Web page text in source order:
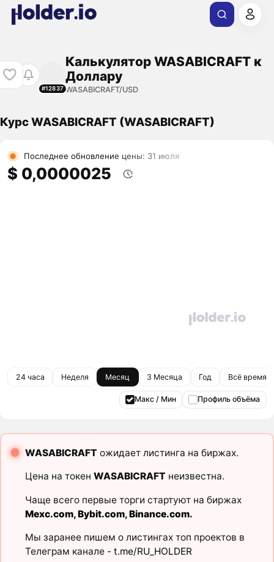
#12837
Калькулятор WASABICRAFT к
Доллару
WASABICRAFT/USD
Курс WASABICRAFT (WASABICRAFT)
Последнее обновление цены: 31 июля
$ 0,0000025
24 часа Неделя Месяц 3 Месяца Год Всё время
Макс / Мин Профиль объёма
WASABICRAFT ожидает листинга на биржах.
Цена на токен WASABICRAFT неизвестна.
Чаще всего первые торги стартуют на биржах
Mexc.com,Bybit.com,Binance.com.
Мы заранее пишем о листингах топ проектов в
Телеграм канале - t.me/RU_HOLDER